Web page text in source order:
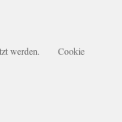
werden.
Cookie